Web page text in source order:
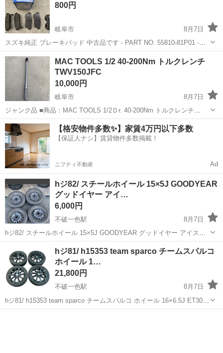
800円
岐阜市
8月7日
スズキ純正 ブレーキパッド 中古品です - PART NO: 55810-81P01 -
Brand: Suzuki - Type: Brake Pads - Material: Friction Material - ...
岐阜 岐阜市 ブレーキパッド
MAC TOOLS 1/2 40-200Nm トルクレンチ
TWV150JFC
10,000円
岐阜市
8月7日
ジャンク品 ■商品：MAC TOOLS 1/2Ｄr. 40-200Nm トルクレンチ
TWV150JFC DQA00529 ■型番: TWV150JFC ■メーカー名：MAC
TOOLS 先日落としてしまってトルク...
岐阜 岐阜市 メンテナンス用品
【格安物件多数✨】家賃4万円以下多数
【保証人ナシ】賃貸物件多数掲載！
ニフティ不動産 Ad
hジ82/ スチールホイール 15×5J GOODYEAR
グッドイヤー アイ…
6,000円
不破一色駅
8月7日
hジ82/ スチールホイール 15×5J GOODYEAR グッドイヤー アイスナ
ビ 175/65R15 スタッドレスタイヤ 18年製 セット 中古品となります。
画像が全てとなります。 水曜日以外、10時 ～...
hジ81/ h15353 team sparco チームスパルコ
ホイール 1…
21,800円
不破一色駅
8月7日
hジ81/ h15353 team sparco チームスパルコ ホイール 16×6.5J ET30
スタッドレス WINTERSAF WS-1 195/45R16 2021年製 中古品となり